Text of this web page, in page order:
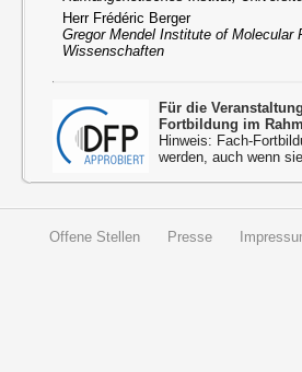
Herr Frédéric Berger
Gregor Mendel Institute of
Wissenschaften
Für die
Fortbildung im
Hinweis: Fach-
werden, auch wenn
Offene Stellen Presse